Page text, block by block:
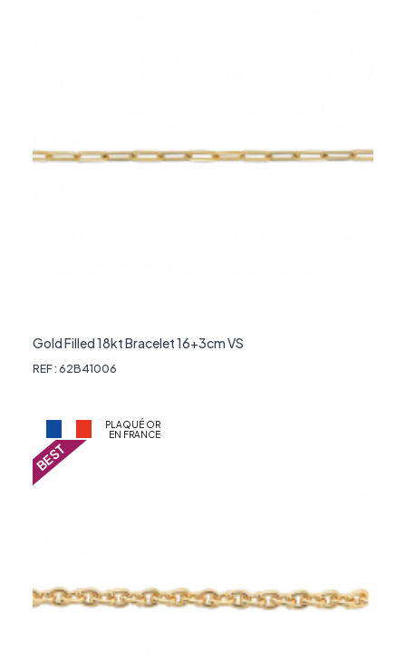
Gold Filled 18kt Bracelet 16+3cm VS
REF : 62B41006
PLAQUÉ OR
EN FRANCE
BEST